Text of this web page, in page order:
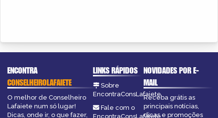
ENCONTRA
CONSELHEIROLAFAIETE
O melhor de Conselheiro
Lafaiete num só lugar!
Dicas, onde ir, o que fazer,
LINKS RÁPIDOS
Sobre
EncontraConsLafaiete
Fale com o
EncontraConsLafaiete
NOVIDADES POR E-
MAIL
Receba grátis as
principais notícias,
dicas e promoções